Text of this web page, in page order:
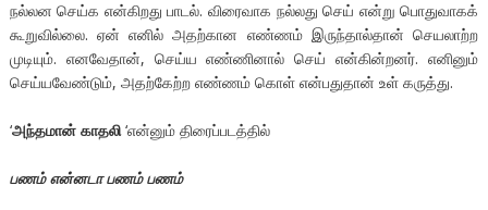
நல்லன செய்க என்கிறது பாடல். விரைவாக நல்லது செய் என்று பொதுவாகக்
கூறுவில்லை. ஏன் எனில் அதற்கான எண்ணம் இருந்தால்தான் செயலாற்ற
முடியும். எனவேதான், செய்ய எண்ணினால் செய் என்கின்றனர். எனினும்
செய்யவேண்டும், அதற்கேற்ற எண்ணம் கொள் என்பதுதான் உள் கருத்து.
‘அந்தமான் காதலி‘என்னும் திரைப்படத்தில்
பணம் என்னடா பணம் பணம்